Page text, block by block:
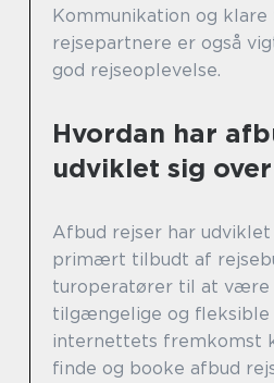
Kommunikation og
rejsepartnere er også
god rejseoplevelse.
Hvordan har
udviklet sig
Afbud rejser har
primært tilbudt af
turoperatører til at være
tilgængelige og fleksible
internettets fremkomst
finde og booke afbud